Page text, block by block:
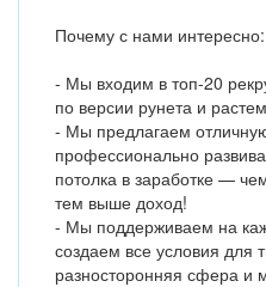
Почему с нами интересно:
- Мы входим в топ-20
по версии рунета и
- Мы предлагаем
профессионально
потолка в заработке —
тем выше доход!
- Мы поддерживаем на
создаем все условия для
разносторонняя сфера и